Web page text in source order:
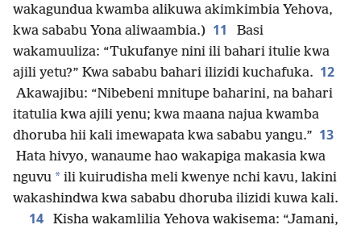
wakagundua kwamba alikuwa akimkimbia Yehova,
kwa sababu Yona aliwaambia.) 11
Basi
wakamuuliza: “Tukufanye nini ili bahari itulie kwa
ajili yetu?” Kwa sababu bahari ilizidi kuchafuka. 12
Akawajibu: “Nibebeni mnitupe baharini, na bahari
itatulia kwa ajili yenu; kwa maana najua kwamba
dhoruba hii kali imewapata kwa sababu yangu.” 13
Hata hivyo, wanaume hao wakapiga makasia kwa
nguvu * ili kuirudisha meli kwenye nchi kavu, lakini
wakashindwa kwa sababu dhoruba ilizidi kuwa kali.
14
Kisha wakamlilia Yehova wakisema: “Jamani,